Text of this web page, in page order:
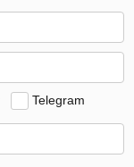
Telegram